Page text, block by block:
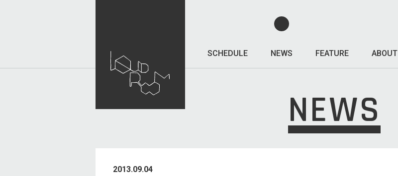
SCHEDULE NEWS FEATURE ABOUT
NEWS
2013.09.04